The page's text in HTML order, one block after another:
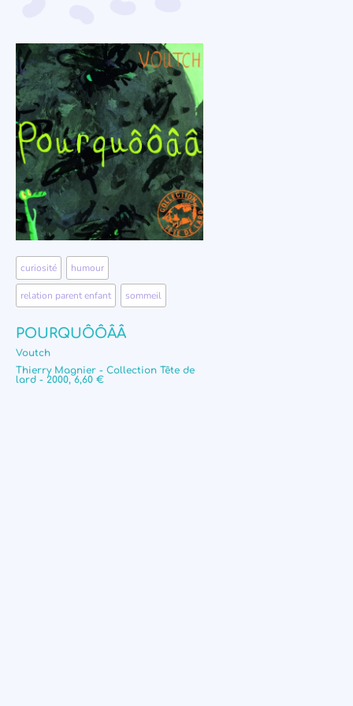
curiosité humour
relation parent enfant sommeil
POURQUÔÔÂÂ
Voutch
Thierry Magnier - Collection Tête de
lard - 2000, 6,60 €